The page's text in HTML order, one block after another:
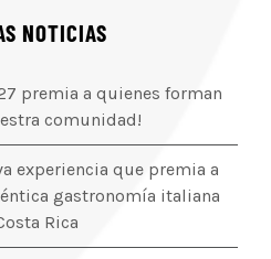
NOTICIAS
premia a quienes forman
comunidad!
experiencia que premia a
gastronomía italiana
Rica